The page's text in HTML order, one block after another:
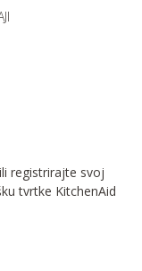
registrirajte svoj
tvrtke KitchenAid